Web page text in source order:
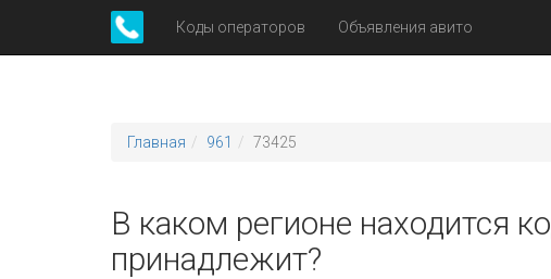
Коды операторов Объявления авито
Главная 961 73425
В каком регионе находится
принадлежит?